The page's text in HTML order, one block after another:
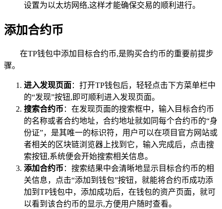
设置为以太坊网络,这样才能确保交易的顺利进行。
添加合约币
在TP钱包中添加目标合约币,是购买合约币的重要前提步
骤。
进入发现页面：打开TP钱包后，轻轻点击下方菜单栏中
的“发现”按钮,即可顺利进入发现页面。
搜索合约币 ：在发现页面的搜索框中，输入目标合约币
的名称或者合约地址，合约地址就如同每个合约币的“身
份证”，是其唯一的标识符，用户可以在项目官方网站或
者相关的区块链浏览器上找到它，输入完成后，点击搜
索按钮,系统便会开始搜索相关信息。
添加合约币 ：搜索结果中会清晰地显示目标合约币的相
关信息，点击“添加到钱包”按钮，就能将合约币成功添
加到TP钱包中，添加成功后，在钱包的资产页面，就可
以看到该合约币的显示,方便用户随时查看。